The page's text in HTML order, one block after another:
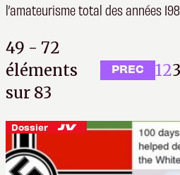
l’amateurisme total des années
Dossier
49 - 72
éléments
sur 83
PREC 123